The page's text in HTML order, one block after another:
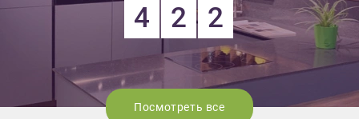
4 2 2
Посмотреть все